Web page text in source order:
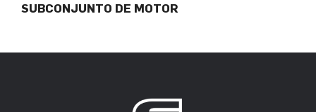
SUBCONJUNTO DE MOTOR